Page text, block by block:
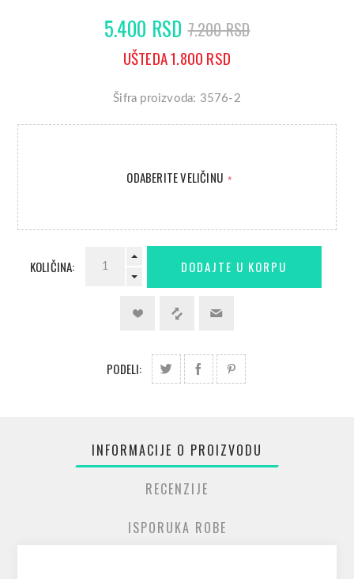
5.400 RSD 7.200 RSD
UŠTEDA 1.800 RSD
Šifra proizvoda: 3576-2
ODABERITE VELIČINU *
KOLIČINA:
PODELI:
INFORMACIJE O PROIZVODU
RECENZIJE
ISPORUKA ROBE